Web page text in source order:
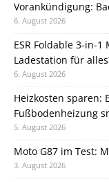
Vorankündigung:
6. August 2026
ESR Foldable 3-in-
Ladestation für
6. August 2026
Heizkosten sparen:
Fußbodenheizung
5. August 2026
Moto G87 im Test:
3. August 2026